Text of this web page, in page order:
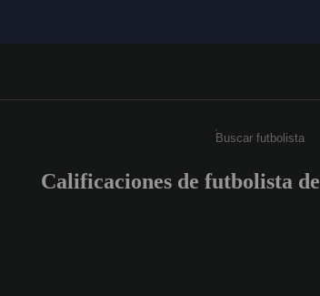
Ingresa un
Calificaciones de futbolista